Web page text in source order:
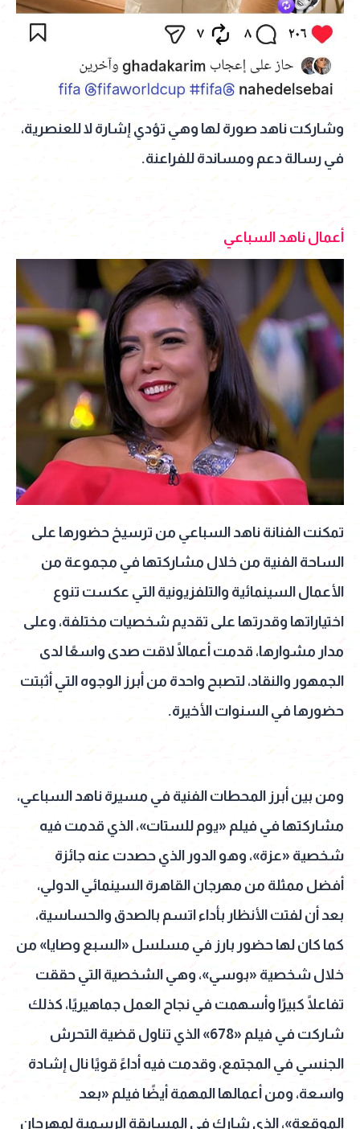
وشاركت ناهد صورة لها وهي تؤدي إشارة لا للعنصرية،
في رسالة دعم ومساندة للفراعنة.
أعمال ناهد السباعي
تمكنت الفنانة ناهد السباعي من ترسيخ حضورها على
الساحة الفنية من خلال مشاركتها في مجموعة من
الأعمال السينمائية والتلفزيونية التي عكست تنوع
اختياراتها وقدرتها على تقديم شخصيات مختلفة، وعلى
مدار مشوارها، قدمت أعمالًا لاقت صدى واسعًا لدى
الجمهور والنقاد، لتصبح واحدة من أبرز الوجوه التي أثبتت
حضورها في السنوات الأخيرة.
ومن بين أبرز المحطات الفنية في مسيرة ناهد السباعي،
مشاركتها في فيلم «يوم للستات»، الذي قدمت فيه
شخصية «عزة»، وهو الدور الذي حصدت عنه جائزة
أفضل ممثلة من مهرجان القاهرة السينمائي الدولي،
بعد أن لفتت الأنظار بأداء اتسم بالصدق والحساسية،
كما كان لها حضور بارز في مسلسل «السبع وصايا» من
خلال شخصية «بوسي»، وهي الشخصية التي حققت
تفاعلًا كبيرًا وأسهمت في نجاح العمل جماهيريًا، كذلك
شاركت في فيلم «678» الذي تناول قضية التحرش
الجنسي في المجتمع، وقدمت فيه أداءً قويًا نال إشادة
واسعة، ومن أعمالها المهمة أيضًا فيلم «بعد
الموقعة»، الذي شارك في المسابقة الرسمية لمهرجان